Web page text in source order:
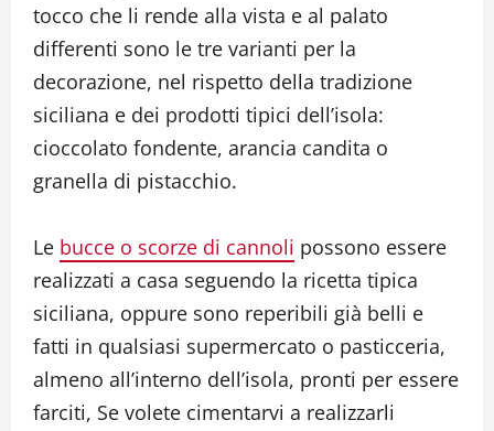
tocco che li rende alla vista e al palato
differenti sono le tre varianti per la
decorazione, nel rispetto della tradizione
siciliana e dei prodotti tipici dell’isola:
cioccolato fondente, arancia candita o
granella di pistacchio.
Le bucce o scorze di cannoli possono essere
realizzati a casa seguendo la ricetta tipica
siciliana, oppure sono reperibili già belli e
fatti in qualsiasi supermercato o pasticceria,
almeno all’interno dell’isola, pronti per essere
farciti, Se volete cimentarvi a realizzarli